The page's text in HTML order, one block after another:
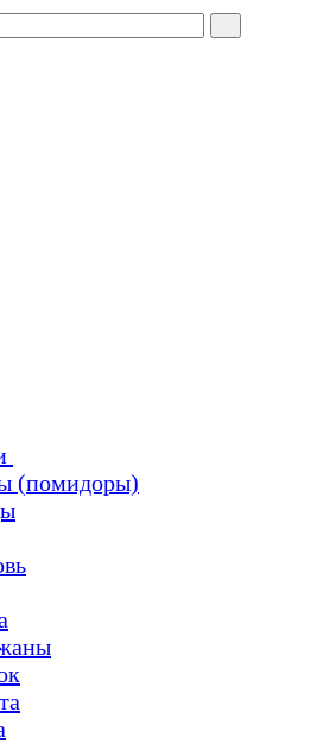
(помидоры)